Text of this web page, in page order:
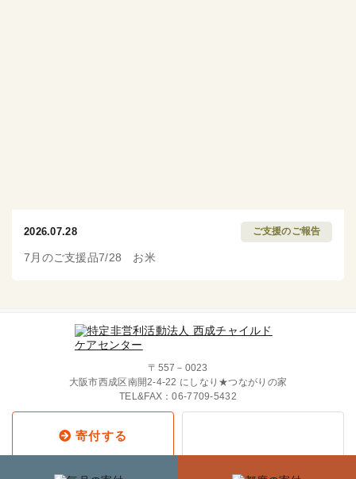
2026.07.28 ご支援のご報告
7月のご支援品7/28 お米
〒557－0023
大阪市西成区南開2-4-22 にしなり★つながりの家
TEL&FAX：06-7709-5432
寄付する
Copyright © 2019 西成チャイルド・